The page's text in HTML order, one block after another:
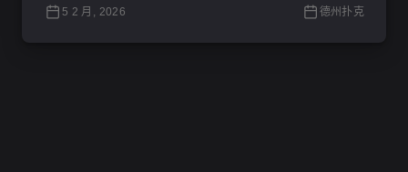
5 2 月, 2026 德州扑克